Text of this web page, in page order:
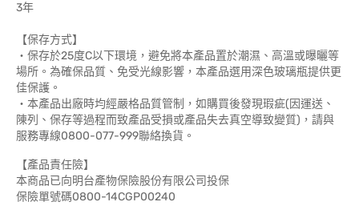
3年
【保存方式】
‧保存於25度C以下環境，避免將本產品置於潮濕、高溫或曝曬等
場所。為確保品質、免受光線影響，本產品選用深色玻璃瓶提供更
佳保護。
‧本產品出廠時均經嚴格品質管制，如購買後發現瑕疵(因運送、
陳列、保存等過程而致產品受損或產品失去真空導致變質)，請與
服務專線0800-077-999聯絡換貨。
【產品責任險】
本商品已向明台產物保險股份有限公司投保
保險單號碼0800-14CGP00240